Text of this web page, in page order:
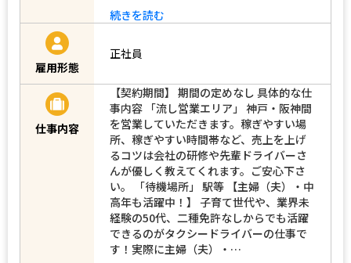
続きを読む
雇用形態
正社員
仕事内容
【契約期間】 期間の定めなし 具体的な仕
事内容 「流し営業エリア」 神戸・阪神間
を営業していただきます。稼ぎやすい場
所、稼ぎやすい時間帯など、売上を上げ
るコツは会社の研修や先輩ドライバーさ
んが優しく教えてくれます。ご安心下さ
い。 「待機場所」 駅等 【主婦（夫）・中
高年も活躍中！】 子育て世代や、業界未
経験の50代、二種免許なしからでも活躍
できるのがタクシードライバーの仕事で
す！実際に主婦（夫）・…